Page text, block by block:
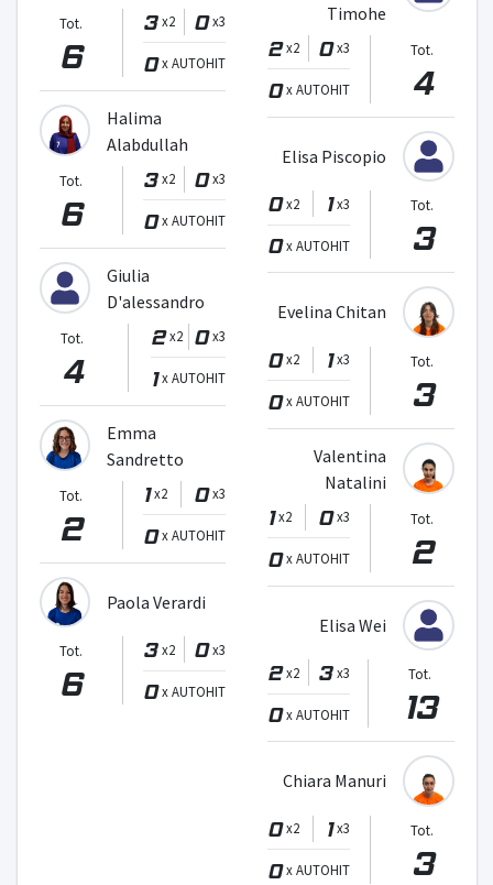
Tot.
6
3 x2 0 x3
0 x AUTOHIT
Halima
Alabdullah
Tot.
6
3 x2 0 x3
0 x AUTOHIT
Giulia
D'alessandro
Tot.
4
2 x2 0 x3
1 x AUTOHIT
Emma
Sandretto
Tot.
2
1 x2 0 x3
0 x AUTOHIT
Paola Verardi
Tot.
6
3 x2 0 x3
0 x AUTOHIT
Timohe
2 x2 0 x3
0 x AUTOHIT
Tot.
4
Elisa Piscopio
0 x2 1 x3
0 x AUTOHIT
Tot.
3
Evelina Chitan
0 x2 1 x3
0 x AUTOHIT
Tot.
3
Valentina
Natalini
1 x2 0 x3
0 x AUTOHIT
Tot.
2
Elisa Wei
2 x2 3 x3
0 x AUTOHIT
Tot.
13
Chiara Manuri
0 x2 1 x3
0 x AUTOHIT
Tot.
3